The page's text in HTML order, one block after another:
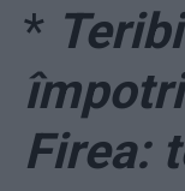
*
Firea: